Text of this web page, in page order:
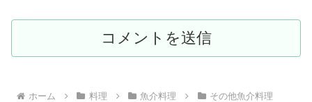
ホーム 料理 魚介料理 その他魚介料理